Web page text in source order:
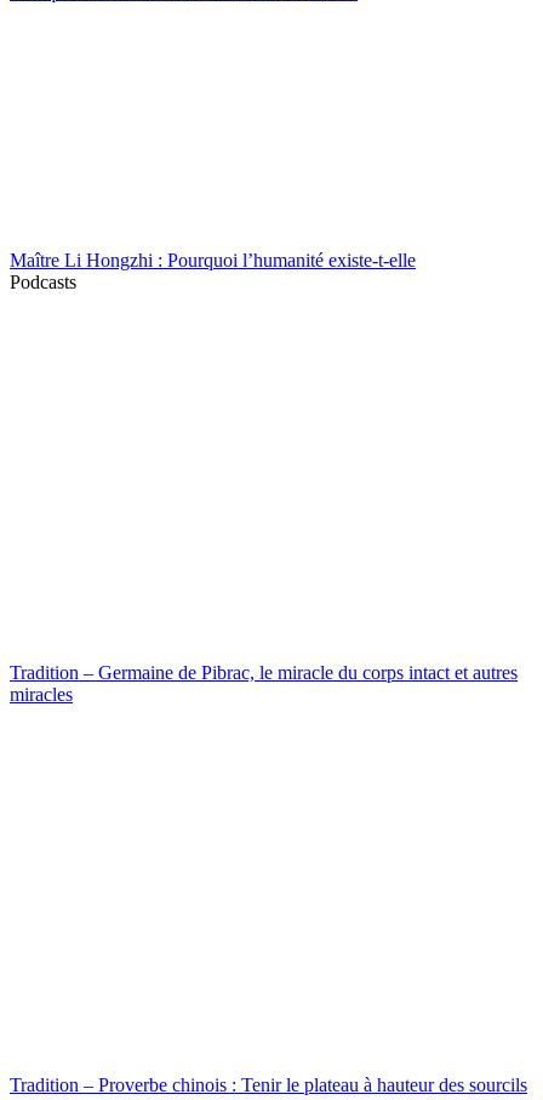
Maître Li Hongzhi : Pourquoi l’humanité existe-t-elle
Podcasts
Tradition – Germaine de Pibrac, le miracle du corps intact et autres
miracles
Tradition – Proverbe chinois : Tenir le plateau à hauteur des sourcils